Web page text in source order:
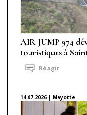
AIR JUMP 974
touristiques à
Réagir
14.07.2026 | Mayotte